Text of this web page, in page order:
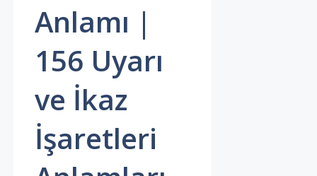
Anlamı |
156 Uyarı
ve İkaz
İşaretleri